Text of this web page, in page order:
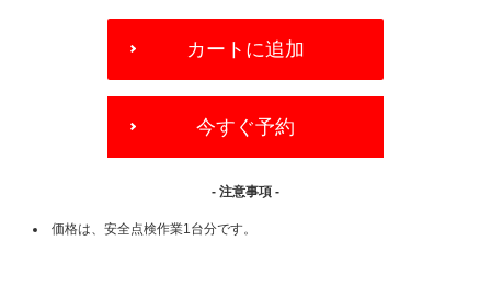
OPTIONS
カートに追加
今すぐ予約
- 注意事項 -
価格は、安全点検作業1台分です。